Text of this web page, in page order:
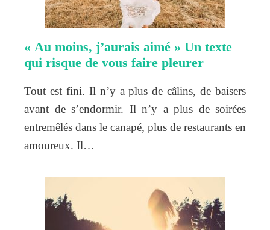
« Au moins, j’aurais aimé » Un texte
qui risque de vous faire pleurer
Tout est fini. Il n’y a plus de câlins, de baisers
avant de s’endormir. Il n’y a plus de soirées
entremêlés dans le canapé, plus de restaurants en
amoureux. Il…